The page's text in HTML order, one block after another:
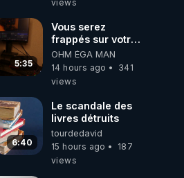
views
5:35
Vous serez
frappés sur votre
sol européens par
la faute des
dirigeants qui
le nez
OHM ÉGA MAN
14 hours ago
341
views
6:40
Le scandale des
livres détruits
tourdedavid
15 hours ago
187
views